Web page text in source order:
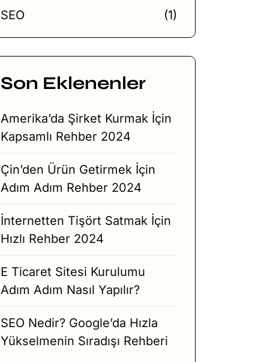
SEO (1)
Son Eklenenler
Amerika’da Şirket Kurmak İçin
Kapsamlı Rehber 2024
Çin’den Ürün Getirmek İçin
Adım Adım Rehber 2024
İnternetten Tişört Satmak İçin
Hızlı Rehber 2024
E Ticaret Sitesi Kurulumu
Adım Adım Nasıl Yapılır?
SEO Nedir? Google’da Hızla
Yükselmenin Sıradışı Rehberi